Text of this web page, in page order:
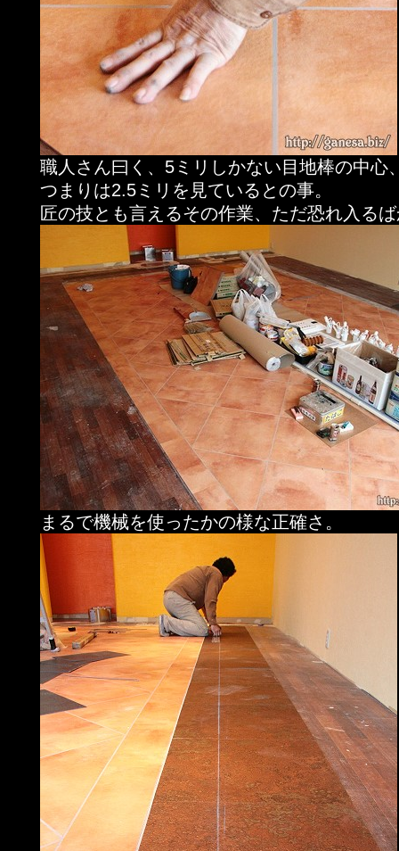
職人さん曰く、5ミリしかない目地棒の中心
つまりは2.5ミリを見ているとの事。
匠の技とも言えるその作業、ただ恐れ入る
まるで機械を使ったかの様な正確さ。